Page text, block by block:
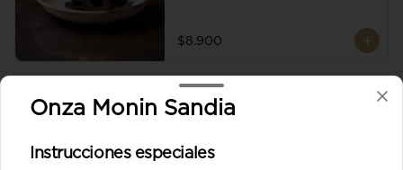
$8.900
Aceituna verde entera
Onza Monin Sandia
Instrucciones especiales